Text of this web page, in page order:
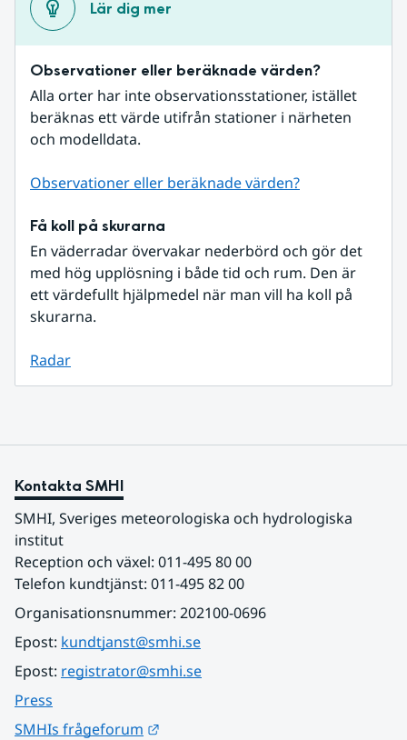
Lär dig mer
Observationer eller beräknade värden?
Alla orter har inte observationsstationer, istället
beräknas ett värde utifrån stationer i närheten
och modelldata.
Observationer eller beräknade värden?
Få koll på skurarna
En väderradar övervakar nederbörd och gör det
med hög upplösning i både tid och rum. Den är
ett värdefullt hjälpmedel när man vill ha koll på
skurarna.
Radar
Kontakta SMHI
SMHI, Sveriges meteorologiska och hydrologiska
institut
Reception och växel: 011-495 80 00
Telefon kundtjänst: 011-495 82 00
Organisationsnummer: 202100-0696
Epost: kundtjanst@smhi.se
Epost: registrator@smhi.se
Press
SMHIs frågeforum